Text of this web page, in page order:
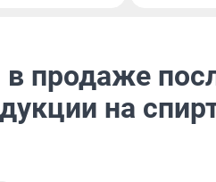
в продаже
на